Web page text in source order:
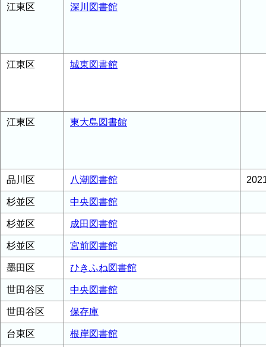
江東区 深川図書館
江東区 城東図書館
江東区 東大島図書館
品川区 八潮図書館
杉並区 中央図書館
杉並区 成田図書館
杉並区 宮前図書館
墨田区 ひきふね図書館
世田谷区 中央図書館
世田谷区 保存庫
台東区 根岸図書館